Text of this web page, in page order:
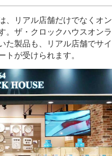
、リアル店舗だけでなくオン
ザ・クロックハウスオンラ
た製品も、リアル店舗でサイ
が受けられます。